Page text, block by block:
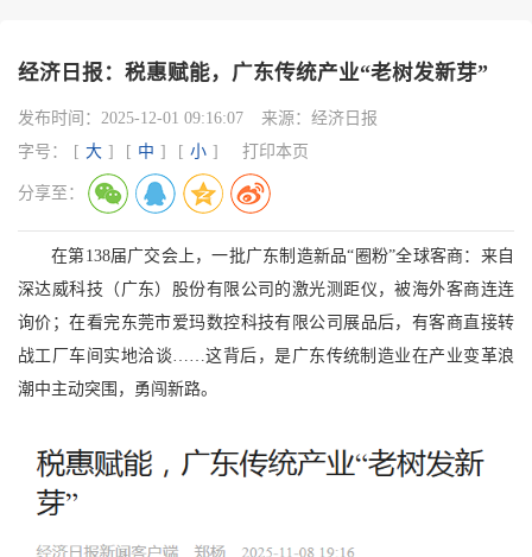
经济日报：税惠赋能，广东传统产业“老树发新芽”
发布时间： 2025-12-01 09:16:07 来源： 经济日报
字号：
[ 大 ] [ 中 ] [ 小 ] 打印本页
分享至：
在第138届广交会上，一批广东制造新品“圈粉”全球客商：来自
深达威科技（广东）股份有限公司的激光测距仪，被海外客商连连
询价；在看完东莞市爱玛数控科技有限公司展品后，有客商直接转
战工厂车间实地洽谈……这背后，是广东传统制造业在产业变革浪
潮中主动突围，勇闯新路。